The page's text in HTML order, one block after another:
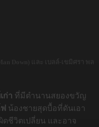
ก่า ที่มีตำนานสยองขวัญ
น้องชายสุดบื้อที่ดันเอา
ดชีวิตเปลี่ยน และอาจ